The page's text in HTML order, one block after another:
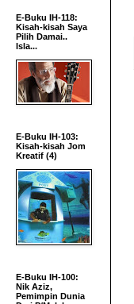
E-Buku IH-118:
Kisah-kisah Saya
Pilih Damai..
Isla...
E-Buku IH-103:
Kisah-kisah Jom
Kreatif (4)
E-Buku IH-100:
Nik Aziz,
Pemimpin Dunia